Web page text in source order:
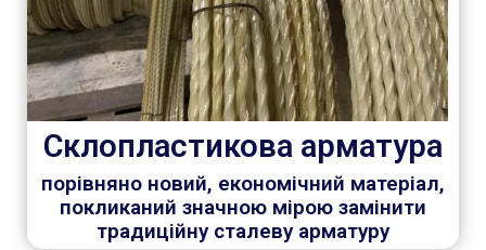
Склопластикова арматура
порівняно новий, економічний матеріал,
покликаний значною мірою замінити
традиційну сталеву арматуру